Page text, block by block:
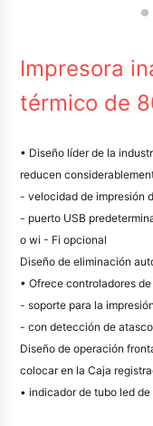
Impresora
térmico de
• Diseño líder de la
reducen
- velocidad de impresión
- puerto USB
o wi - Fi opcional
Diseño de eliminación
• Ofrece controladores
- soporte para la
- con detección de
Diseño de operación
colocar en la Caja
• indicador de tubo led